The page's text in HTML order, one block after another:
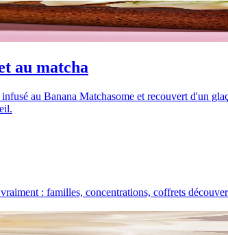
au matcha
au Banana Matchasome et recouvert d'un
: familles, concentrations, coffrets